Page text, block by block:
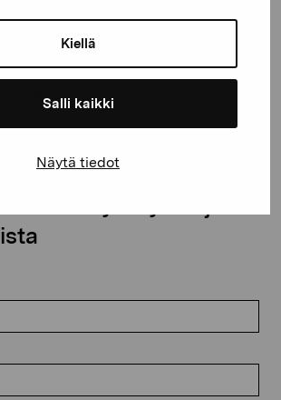
Kiellä
Salli kaikki
Näytä tiedot